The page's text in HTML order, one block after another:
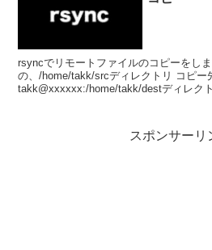
rsyncでリモートファイルのコピーをし
の、/home/takk/srcディレクトリ コピー
takk@xxxxxx:/home/takk/destディレク
スポンサーリ